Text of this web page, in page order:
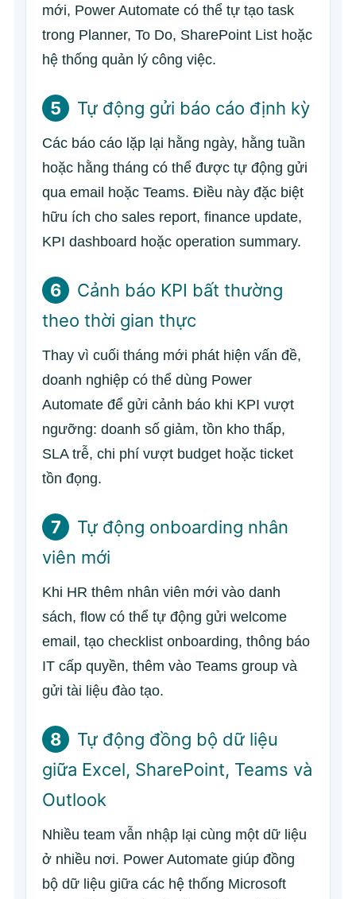
mới, Power Automate có thể tự tạo task
trong Planner, To Do, SharePoint List hoặc
hệ thống quản lý công việc.
5 Tự động gửi báo cáo định kỳ
Các báo cáo lặp lại hằng ngày, hằng tuần
hoặc hằng tháng có thể được tự động gửi
qua email hoặc Teams. Điều này đặc biệt
hữu ích cho sales report, finance update,
KPI dashboard hoặc operation summary.
6
Cảnh báo KPI bất thường
theo thời gian thực
Thay vì cuối tháng mới phát hiện vấn đề,
doanh nghiệp có thể dùng Power
Automate để gửi cảnh báo khi KPI vượt
ngưỡng: doanh số giảm, tồn kho thấp,
SLA trễ, chi phí vượt budget hoặc ticket
tồn đọng.
7
Tự động onboarding nhân
viên mới
Khi HR thêm nhân viên mới vào danh
sách, flow có thể tự động gửi welcome
email, tạo checklist onboarding, thông báo
IT cấp quyền, thêm vào Teams group và
gửi tài liệu đào tạo.
8
Tự động đồng bộ dữ liệu
giữa Excel, SharePoint, Teams và
Outlook
Nhiều team vẫn nhập lại cùng một dữ liệu
ở nhiều nơi. Power Automate giúp đồng
bộ dữ liệu giữa các hệ thống Microsoft